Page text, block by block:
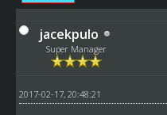
jacekpulo
Super Manager
2017-02-17, 20:48:21